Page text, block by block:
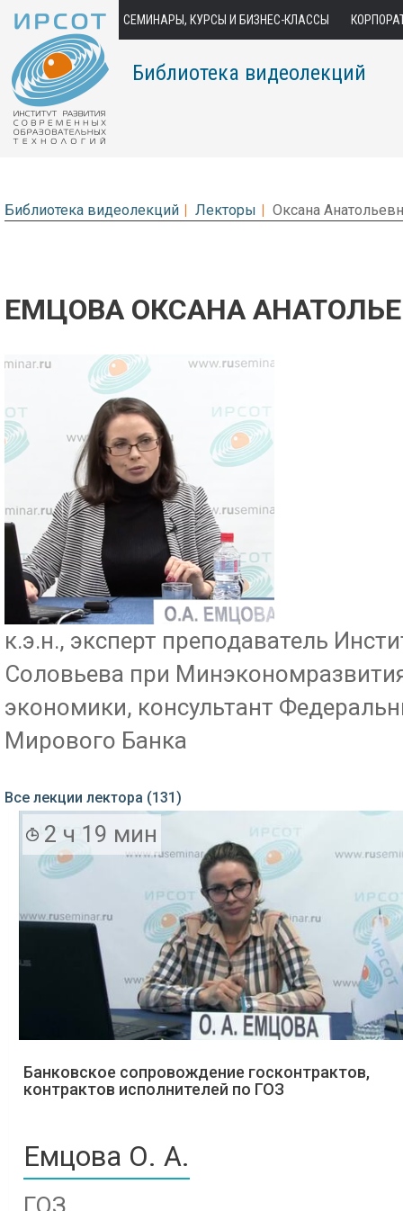
СЕМИНАРЫ, КУРСЫ И БИЗНЕС-КЛАССЫ
Библиотека видеолекций
Библиотека видеолекций Лекторы Оксана
ЕМЦОВА ОКСАНА
к.э.н., эксперт преподаватель
Соловьева при
экономики, консультант
Мирового Банка
Все лекции лектора (131)
2 ч 19 мин
Банковское сопровождение госконтрактов,
контрактов исполнителей по ГОЗ
Емцова О. А.
ГОЗ